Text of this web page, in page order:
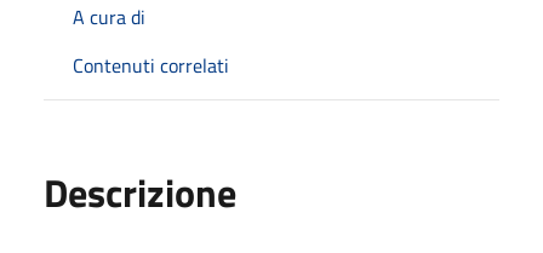
A cura di
Contenuti correlati
Descrizione